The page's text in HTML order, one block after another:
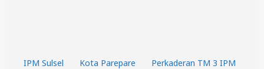
IPM Sulsel Kota Parepare
Perkaderan TM 3 IPM